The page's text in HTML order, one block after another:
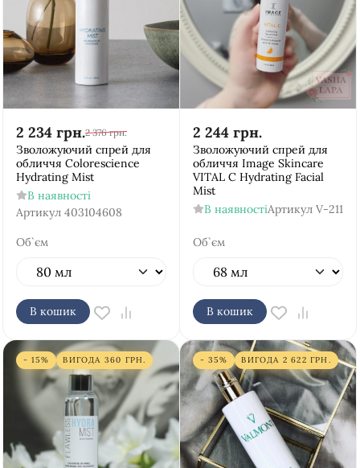
2 234 грн.2 376 грн.
Зволожуючий спрей для
обличчя Colorescience
Hydrating Mist
В наявності
Артикул 403104608
Об`єм
В кошик
2 244 грн.
Зволожуючий спрей для
обличчя Image Skincare
VITAL C Hydrating Facial
Mist
В наявностіАртикул V-211
Об`єм
В кошик
- 15% ВИГОДА 360 ГРН. - 35% ВИГОДА 2 622 ГРН.